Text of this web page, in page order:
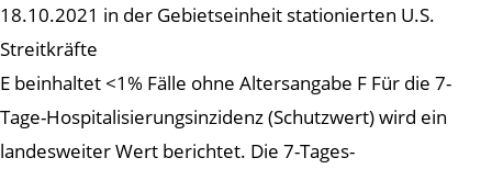
18.10.2021 in der Gebietseinheit stationierten U.S.
Streitkräfte
E beinhaltet <1% Fälle ohne Altersangabe F Für die 7-
Tage-Hospitalisierungsinzidenz (Schutzwert) wird ein
landesweiter Wert berichtet. Die 7-Tages-